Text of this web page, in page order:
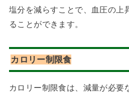
塩分を減らすことで、血圧の上
ることができます。
カロリー制限食
カロリー制限食は、減量が必要